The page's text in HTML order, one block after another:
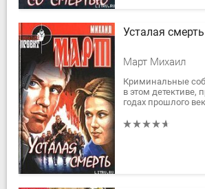
Усталая смерть
Март Михаил
Криминальные
в этом детективе,
годах прошлого
прокладывают